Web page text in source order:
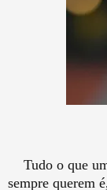
Tudo o que
sempre querem